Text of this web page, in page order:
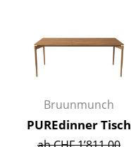
Doppelbetten
Einzelbetten
Stapelbetten
Kinderbetten
Bruunmunch
PUREdinner Tisch